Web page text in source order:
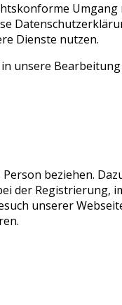
Umgang
Dienste nutzen.
unsere
beziehen.
der Registrierung,
unserer